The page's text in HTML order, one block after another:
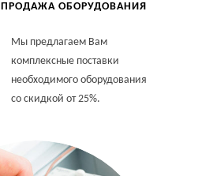
ПРОДАЖА ОБОРУДОВАНИЯ
Мы предлагаем Вам
комплексные поставки
необходимого оборудования
со скидкой от 25%.